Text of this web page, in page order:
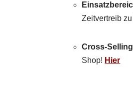
Zeitvertreib
Cross-
Shop! Hier